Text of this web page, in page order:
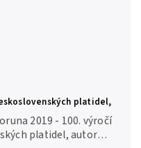
platidel,
2019 - 100. výročí
platidel, autor